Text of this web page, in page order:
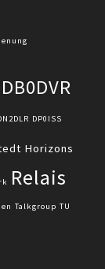
DB0DVR
DP0ISS
Horizons
Relais
Talkgroup TU